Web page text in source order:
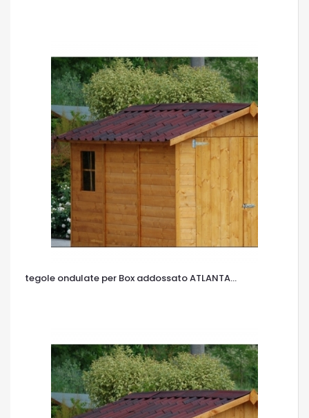
tegole ondulate per Box addossato ATLANTA...